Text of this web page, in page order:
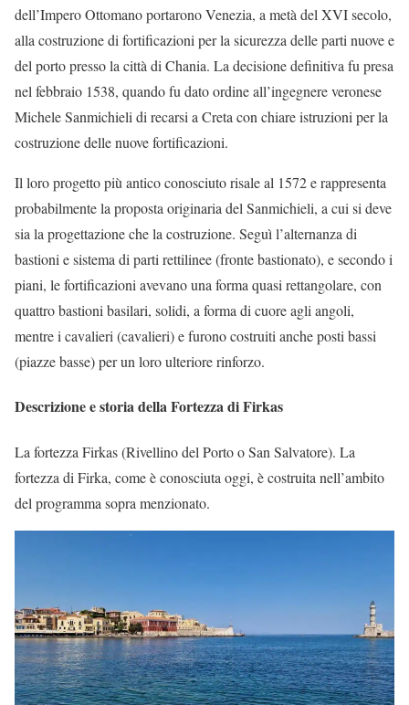
dell’Impero Ottomano portarono Venezia, a metà del XVI secolo,
alla costruzione di fortificazioni per la sicurezza delle parti nuove e
del porto presso la città di Chania. La decisione definitiva fu presa
nel febbraio 1538, quando fu dato ordine all’ingegnere veronese
Michele Sanmichieli di recarsi a Creta con chiare istruzioni per la
costruzione delle nuove fortificazioni.
Il loro progetto più antico conosciuto risale al 1572 e rappresenta
probabilmente la proposta originaria del Sanmichieli, a cui si deve
sia la progettazione che la costruzione. Seguì l’alternanza di
bastioni e sistema di parti rettilinee (fronte bastionato), e secondo i
piani, le fortificazioni avevano una forma quasi rettangolare, con
quattro bastioni basilari, solidi, a forma di cuore agli angoli,
mentre i cavalieri (cavalieri) e furono costruiti anche posti bassi
(piazze basse) per un loro ulteriore rinforzo.
Descrizione e storia della Fortezza di Firkas
La fortezza Firkas (Rivellino del Porto o San Salvatore). La
fortezza di Firka, come è conosciuta oggi, è costruita nell’ambito
del programma sopra menzionato.